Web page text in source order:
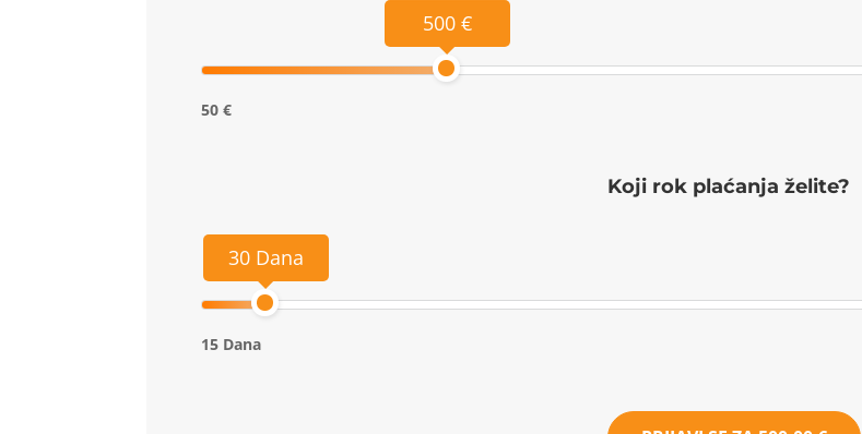
500 €
50 €
Koji rok plaćanja želite?
30 Dana
15 Dana